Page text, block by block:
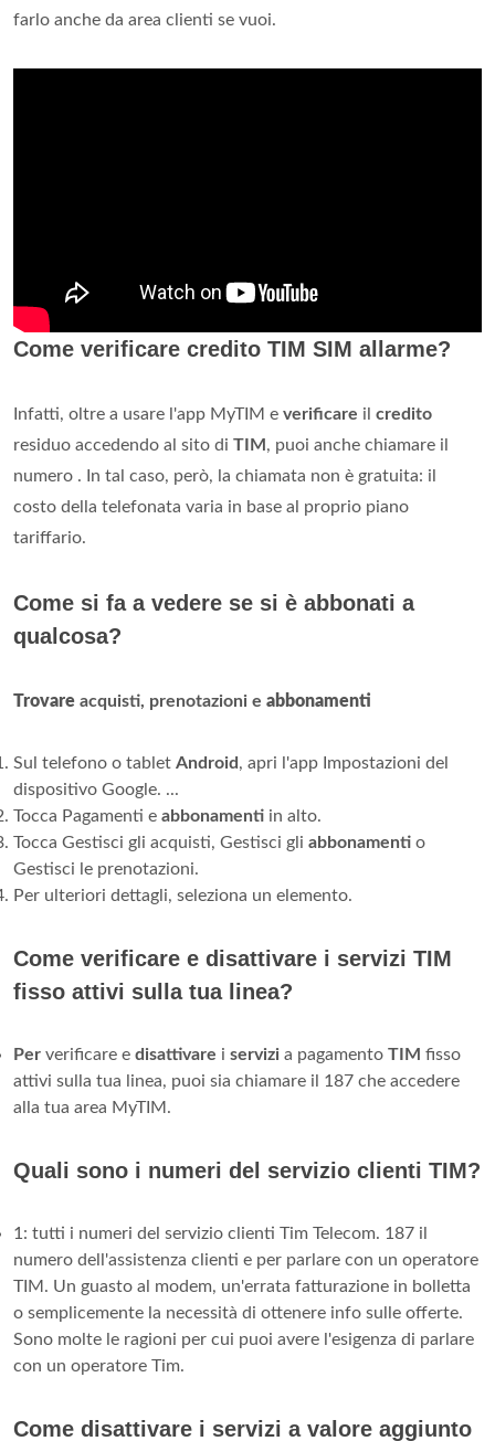
farlo anche da area clienti se vuoi.
Come verificare credito TIM SIM allarme?
Infatti, oltre a usare l'app MyTIM e verificare il credito
residuo accedendo al sito di TIM , puoi anche chiamare il
numero . In tal caso, però, la chiamata non è gratuita: il
costo della telefonata varia in base al proprio piano
tariffario.
Come si fa a vedere se si è abbonati a
qualcosa?
Trovare acquisti, prenotazioni e abbonamenti
Sul telefono o tablet Android , apri l'app Impostazioni del
dispositivo Google. ...
Tocca Pagamenti e abbonamenti in alto.
Tocca Gestisci gli acquisti, Gestisci gli abbonamenti o
Gestisci le prenotazioni.
Per ulteriori dettagli, seleziona un elemento.
Come verificare e disattivare i servizi TIM
fisso attivi sulla tua linea?
Per verificare e disattivare i servizi a pagamento TIM fisso
attivi sulla tua linea, puoi sia chiamare il 187 che accedere
alla tua area MyTIM.
Quali sono i numeri del servizio clienti TIM?
1: tutti i numeri del servizio clienti Tim Telecom. 187 il
numero dell'assistenza clienti e per parlare con un operatore
TIM. Un guasto al modem, un'errata fatturazione in bolletta
o semplicemente la necessità di ottenere info sulle offerte.
Sono molte le ragioni per cui puoi avere l'esigenza di parlare
con un operatore Tim.
Come disattivare i servizi a valore aggiunto